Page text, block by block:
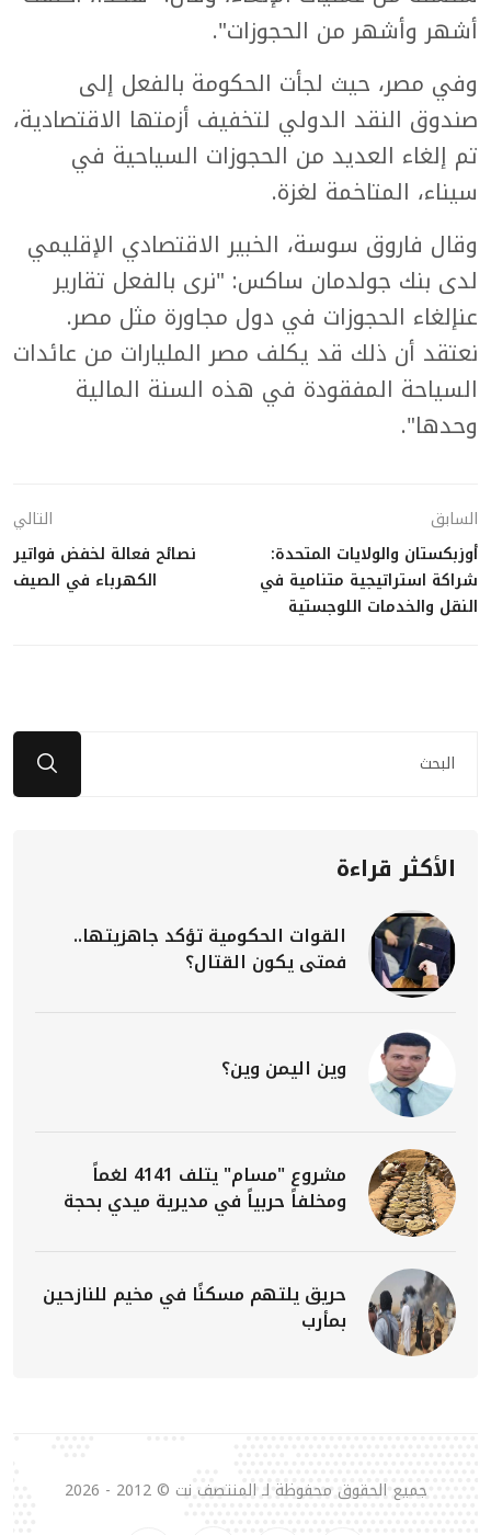
أشهر وأشهر من الحجوزات".
وفي مصر، حيث لجأت الحكومة بالفعل إلى
صندوق النقد الدولي لتخفيف أزمتها الاقتصادية،
تم إلغاء العديد من الحجوزات السياحية في
سيناء، المتاخمة لغزة.
وقال فاروق سوسة، الخبير الاقتصادي الإقليمي
لدى بنك جولدمان ساكس: "نرى بالفعل تقارير
عنإلغاء الحجوزات في دول مجاورة مثل مصر.
نعتقد أن ذلك قد يكلف مصر المليارات من عائدات
السياحة المفقودة في هذه السنة المالية
وحدها".
السابق
أوزبكستان والولايات المتحدة:
شراكة استراتيجية متنامية في
النقل والخدمات اللوجستية
التالي
نصائح فعالة لخفض فواتير
الكهرباء في الصيف
الأكثر قراءة
القوات الحكومية تؤكد جاهزيتها..
فمتى يكون القتال؟
وين اليمن وين؟
مشروع "مسام" يتلف 4141 لغماً
ومخلفاً حربياً في مديرية ميدي بحجة
حريق يلتهم مسكنًا في مخيم للنازحين
بمأرب
جميع الحقوق محفوظة لـ المنتصف نت © 2012 - 2026